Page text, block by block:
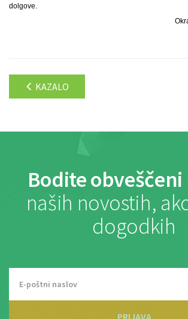
dolgove.
KAZALO
Bodite obveščeni
naših novostih,
dogodkih